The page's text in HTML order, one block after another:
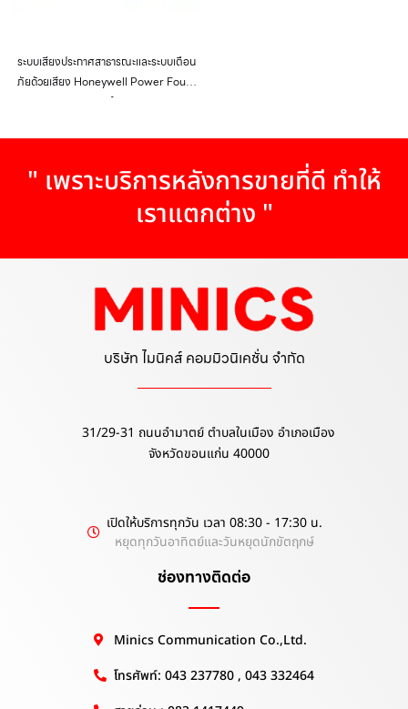
ระบบเสียงประกาศสาธารณะและระบบเตือน
ภัยด้วยเสียง Honeywell Power Four-
Channel Amplifier 4XD250B
" เพราะบริการหลังการขายที่ดี ทำให้
เราแตกต่าง "
บริษัท ไมนิคส์ คอมมิวนิเคชั่น จำกัด
31/29-31 ถนนอำมาตย์ ตำบลในเมือง อำเภอเมือง
จังหวัดขอนแก่น 40000
เปิดให้บริการทุกวัน เวลา 08:30 - 17:30 น.
หยุดทุกวันอาทิตย์และวันหยุดนักขัตฤกษ์
ช่องทางติดต่อ
Minics Communication Co.,Ltd.
โทรศัพท์: 043 237780 , 043 332464